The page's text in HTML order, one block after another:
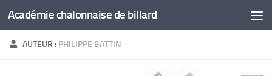
Skip to content
Académie chalonnaise de billard
AUTEUR : PHILIPPE BATTIN